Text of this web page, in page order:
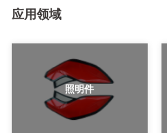
应用领域
照明件